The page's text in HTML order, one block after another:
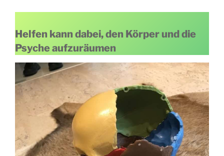
Helfen kann dabei, den Körper und die
Psyche aufzuräumen